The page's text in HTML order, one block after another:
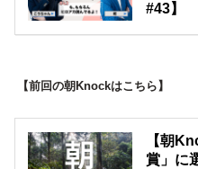
#43】
【前回の朝Knockはこちら】
【朝
賞」に